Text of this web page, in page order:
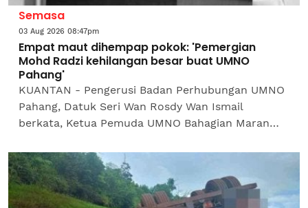
Semasa
03 Aug 2026 08:47pm
Empat maut dihempap pokok: 'Pemergian
Mohd Radzi kehilangan besar buat UMNO
Pahang'
KUANTAN - Pengerusi Badan Perhubungan UMNO
Pahang, Datuk Seri Wan Rosdy Wan Ismail
berkata, Ketua Pemuda UMNO Bahagian Maran
pokok tumbang di Jalan Lama...